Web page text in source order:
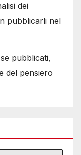
dei
pubblicarli nel
pubblicati,
del pensiero